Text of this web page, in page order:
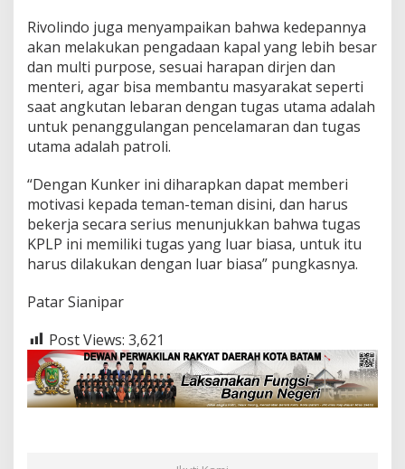
Rivolindo juga menyampaikan bahwa kedepannya
akan melakukan pengadaan kapal yang lebih besar
dan multi purpose, sesuai harapan dirjen dan
menteri, agar bisa membantu masyarakat seperti
saat angkutan lebaran dengan tugas utama adalah
untuk penanggulangan pencelamaran dan tugas
utama adalah patroli.
“Dengan Kunker ini diharapkan dapat memberi
motivasi kepada teman-teman disini, dan harus
bekerja secara serius menunjukkan bahwa tugas
KPLP ini memiliki tugas yang luar biasa, untuk itu
harus dilakukan dengan luar biasa” pungkasnya.
Patar Sianipar
Post Views: 3,621